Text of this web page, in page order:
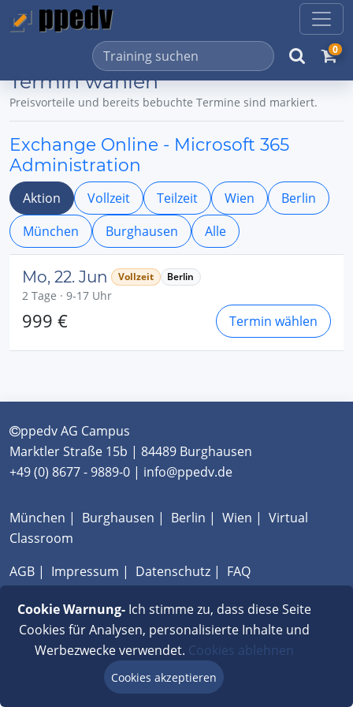
0
Termin wählen
Preisvorteile und bereits bebuchte Termine sind markiert.
Exchange Online - Microsoft 365
Administration
Aktion Vollzeit Teilzeit Wien
Berlin
München
Burghausen Alle
Mo, 22. Jun Vollzeit Berlin
2 Tage · 9-17 Uhr
999 € Termin wählen
ppedv AG Campus
Marktler Straße 15b | 84489 Burghausen
+49 (0) 8677 - 9889-0 | info@ppedv.de
München | Burghausen | Berlin | Wien | Virtual
Classroom
AGB | Impressum | Datenschutz | FAQ
Cookie Warnung-Ich stimme zu, dass diese Seite
Cookies für Analysen, personalisierte Inhalte und
Werbezwecke verwendet. Cookies ablehnen
Cookies akzeptieren